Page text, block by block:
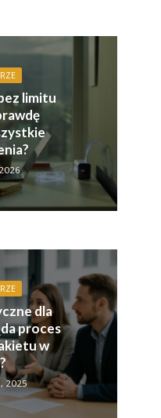
limitu
dla
proces
w
2025